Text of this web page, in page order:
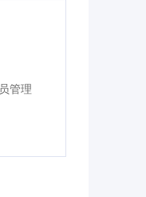
管理